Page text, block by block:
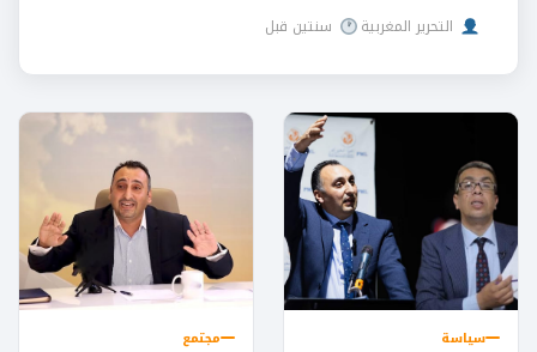
التحرير المغربية سنتين قبل
سياسة مجتمع